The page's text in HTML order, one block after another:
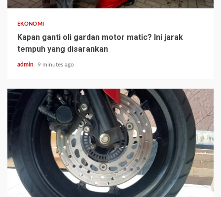
EKONOMI
Kapan ganti oli gardan motor matic? Ini jarak
tempuh yang disarankan
admin 9 minutes ago